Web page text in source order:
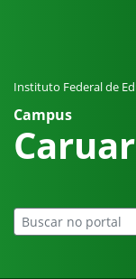
Instituto Federal de
Campus